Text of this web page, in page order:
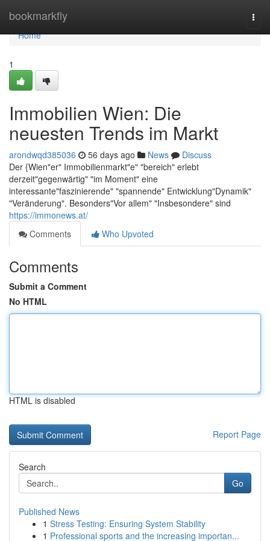
bookmarkfly
Home
Home
1
Immobilien Wien: Die
neuesten Trends im Markt
arondwqd385036 56 days ago News
Discuss
Der {Wien"er" Immobilienmarkt"e" "bereich" erlebt
derzeit"gegenwärtig" "im Moment" eine
interessante"faszinierende" "spannende" Entwicklung"Dynamik"
"Veränderung". Besonders"Vor allem" "Insbesondere" sind
https://immonews.at/
Comments
Who Upvoted
Comments
Submit a Comment
No HTML
HTML is disabled
Report Page
Search
Go
Published News
1 Stress Testing: Ensuring System Stability
1 Professional sports and the increasing importan...